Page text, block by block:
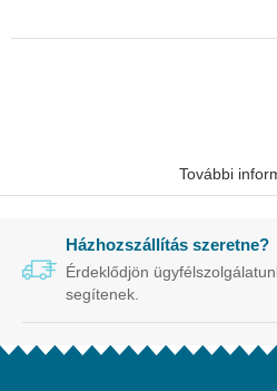
További
Házhozszállítás szeretne?
Érdeklődjön
segítenek.